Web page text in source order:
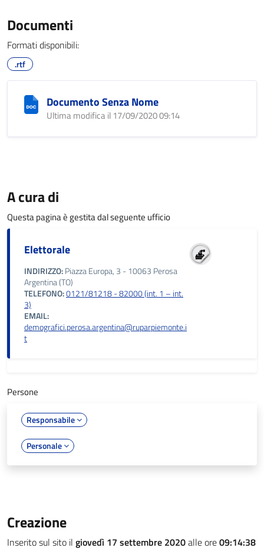
Documenti
Formati disponibili:
.rtf
Documento Senza Nome
Ultima modifica il 17/09/2020 09:14
A cura di
Questa pagina è gestita dal seguente ufficio
Elettorale
INDIRIZZO:Piazza Europa, 3 - 10063 Perosa
Argentina (TO)
TELEFONO:0121/81218 - 82000 (int. 1 – int.
3)
EMAIL:
demografici.perosa.argentina@ruparpiemonte.i
t
Persone
Responsabile
Personale
Creazione
Inserito sul sito il giovedì 17 settembre 2020alle ore09:14:38